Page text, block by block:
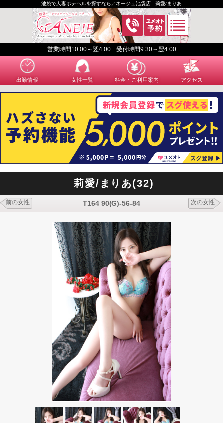
池袋で人妻ホテヘルを探すならアネージュ池袋店 - 莉愛/まりあ
営業時間10:00～翌4:00 受付時間9:30～翌4:00
出勤情報 女性一覧 料金・ご利用案内 アクセス
莉愛/まりあ(32)
T164 90(G)-56-84
前の女性 次の女性